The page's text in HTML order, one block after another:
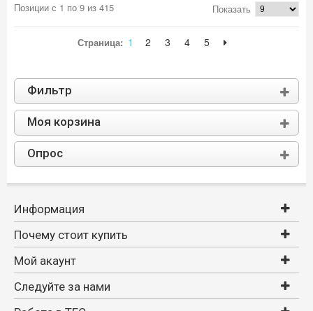
Позиции с 1 по 9 из 415 Показать
Страница: 1 2 3 4 5
Фильтр
Моя корзина
Опрос
Информация
Почему стоит купить
Мой акаунт
Следуйте за нами